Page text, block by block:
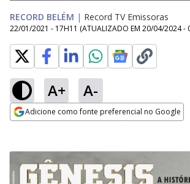
RECORD BELÉM | Record TV Emissoras
22/01/2021 - 17H11 (ATUALIZADO EM 20/04/2024 -
A+ A-
Adicione como fonte preferencial no Google